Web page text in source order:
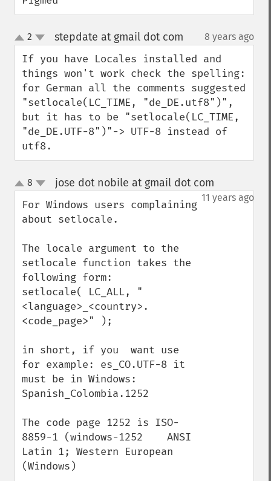
up
down
2 stepdate at gmail dot com 8 years ago
If you have Locales installed and
things won't work check the spelling:
for German all the comments suggested
"setlocale(LC_TIME, "de_DE.utf8")",
but it has to be "setlocale(LC_TIME,
"de_DE.UTF-8")"-> UTF-8 instead of
utf8.
up
down
8 jose dot nobile at gmail dot com
11 years ago
For Windows users complaining
about setlocale.
The locale argument to the
setlocale function takes the
following form:
setlocale( LC_ALL, "
<language>_<country>.
<code_page>" );
in short, if you  want use
for example: es_CO.UTF-8 it
must be in Windows:
Spanish_Colombia.1252
The code page 1252 is ISO-
8859-1 (windows-1252    ANSI
Latin 1; Western European
(Windows)